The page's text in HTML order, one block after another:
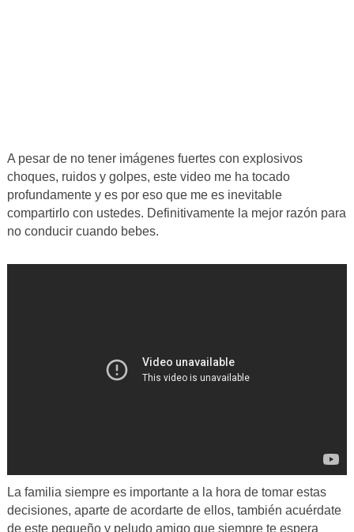
A pesar de no tener imágenes fuertes con explosivos
choques, ruidos y golpes, este video me ha tocado
profundamente y es por eso que me es inevitable
compartirlo con ustedes. Definitivamente la mejor razón para
no conducir cuando bebes.
La familia siempre es importante a la hora de tomar estas
decisiones, aparte de acordarte de ellos, también acuérdate
de este pequeño y peludo amigo que siempre te espera